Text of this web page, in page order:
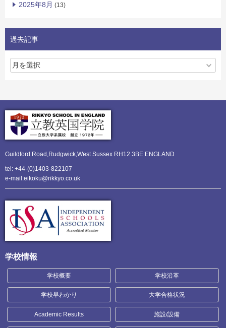
2025年8月 (13)
過去記事
Guildford Road,Rudgwick,West Sussex RH12 3BE ENGLAND
tel: +44-(0)1403-822107
e-mail:eikoku@rikkyo.co.uk
学校情報
学校概要 学校沿革
学校早わかり 大学合格状況
Academic Results 施設/設備